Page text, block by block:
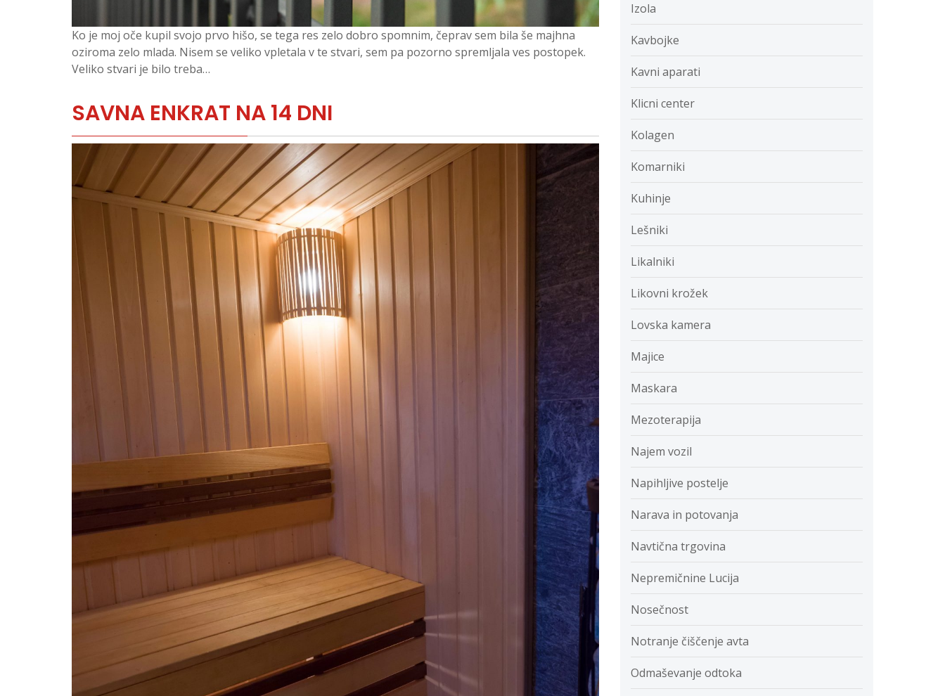
Ko je moj oče kupil svojo prvo hišo, se tega res zelo dobro spomnim, čeprav sem bila še majhna
oziroma zelo mlada. Nisem se veliko vpletala v te stvari, sem pa pozorno spremljala ves postopek.
Veliko stvari je bilo treba…
SAVNA ENKRAT NA 14 DNI
Izola
Kavbojke
Kavni aparati
Klicni center
Kolagen
Komarniki
Kuhinje
Lešniki
Likalniki
Likovni krožek
Lovska kamera
Majice
Maskara
Mezoterapija
Najem vozil
Napihljive postelje
Narava in potovanja
Navtična trgovina
Nepremičnine Lucija
Nosečnost
Notranje čiščenje avta
Odmaševanje odtoka